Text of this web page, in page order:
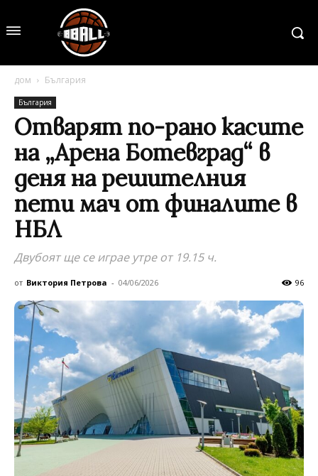
дом България
България
Отварят по-рано касите
на „Арена Ботевград“ в
деня на решителния
пети мач от финалите в
НБЛ
Двубоят ще се играе утре от 19.15 ч.
от Виктория Петрова - 04/06/2026 96